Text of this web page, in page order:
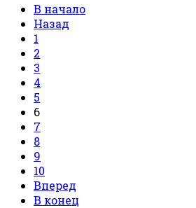
В начало
Назад
1
2
3
4
5
6
7
8
9
10
Вперед
В конец